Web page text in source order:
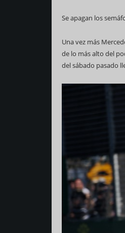
Se apagan los
Una vez más
de lo más alto del
del sábado pasado